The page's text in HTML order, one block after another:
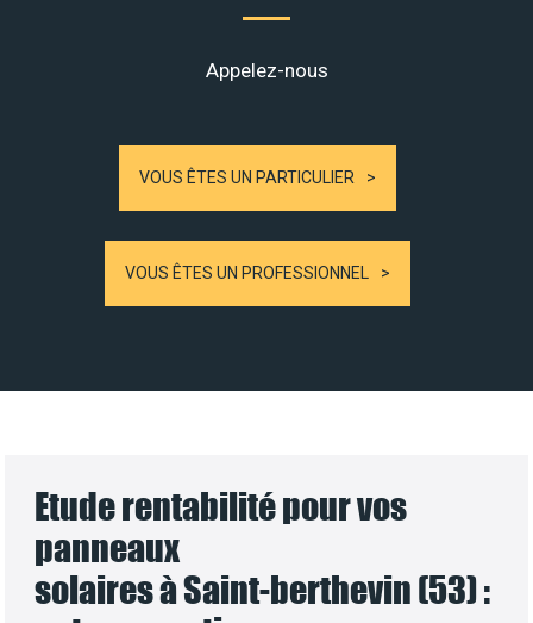
Appelez-nous
VOUS ÊTES UN PARTICULIER
VOUS ÊTES UN PROFESSIONNEL
Etude rentabilité pour vos
panneaux
solaires à Saint-berthevin (53) :